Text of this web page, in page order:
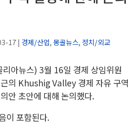
17| 경제/산업,몽골뉴스, 정치/외교
아뉴스) 3월 16일 경제 상임위원
의 Khushig Valley 경제 자유 구역
안 초안에 대해 논의했다.
이 포함된다.